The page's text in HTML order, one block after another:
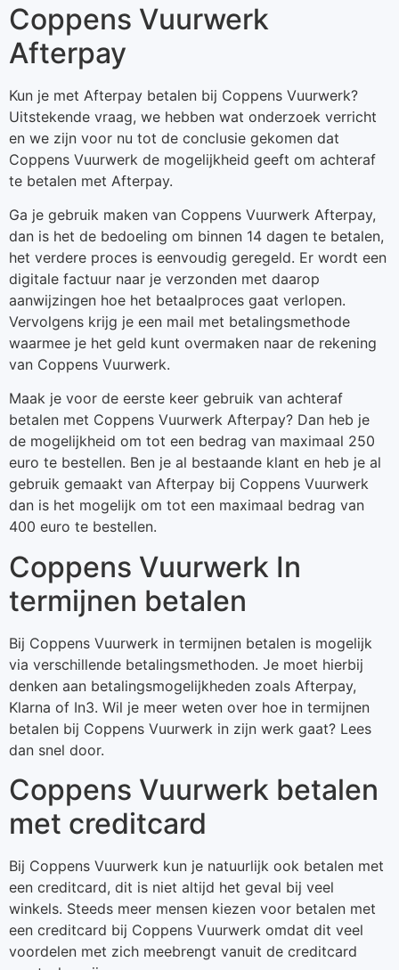
Coppens Vuurwerk
Afterpay
Kun je met Afterpay betalen bij Coppens Vuurwerk?
Uitstekende vraag, we hebben wat onderzoek verricht
en we zijn voor nu tot de conclusie gekomen dat
Coppens Vuurwerk de mogelijkheid geeft om achteraf
te betalen met Afterpay.
Ga je gebruik maken van Coppens Vuurwerk Afterpay,
dan is het de bedoeling om binnen 14 dagen te betalen,
het verdere proces is eenvoudig geregeld. Er wordt een
digitale factuur naar je verzonden met daarop
aanwijzingen hoe het betaalproces gaat verlopen.
Vervolgens krijg je een mail met betalingsmethode
waarmee je het geld kunt overmaken naar de rekening
van Coppens Vuurwerk.
Maak je voor de eerste keer gebruik van achteraf
betalen met Coppens Vuurwerk Afterpay? Dan heb je
de mogelijkheid om tot een bedrag van maximaal 250
euro te bestellen. Ben je al bestaande klant en heb je al
gebruik gemaakt van Afterpay bij Coppens Vuurwerk
dan is het mogelijk om tot een maximaal bedrag van
400 euro te bestellen.
Coppens Vuurwerk In
termijnen betalen
Bij Coppens Vuurwerk in termijnen betalen is mogelijk
via verschillende betalingsmethoden. Je moet hierbij
denken aan betalingsmogelijkheden zoals Afterpay,
Klarna of In3. Wil je meer weten over hoe in termijnen
betalen bij Coppens Vuurwerk in zijn werk gaat? Lees
dan snel door.
Coppens Vuurwerk betalen
met creditcard
Bij Coppens Vuurwerk kun je natuurlijk ook betalen met
een creditcard, dit is niet altijd het geval bij veel
winkels. Steeds meer mensen kiezen voor betalen met
een creditcard bij Coppens Vuurwerk omdat dit veel
voordelen met zich meebrengt vanuit de creditcard